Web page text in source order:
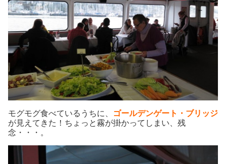
モグモグ食べているうちに、
ゴールデンゲート・ブリッジ
が見えてきた！ちょっと霧が掛かってしまい、残
念・・・。